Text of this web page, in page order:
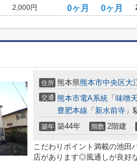
2,000円 0ヶ月 0ヶ月
住所 熊本県熊本市中央区大
交通 熊本市電A系統 「 味噌
豊肥本線 「 新水前寺 」
築年 築44年 階数 2階建
こだわりポイント満載の池田
店があります◎風通しが良好